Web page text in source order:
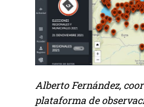
Alberto Fernández,
plataforma de